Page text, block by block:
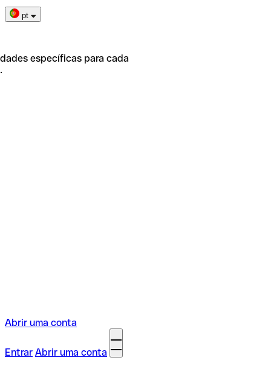
pt
específicas para cada
Abrir uma conta
Entrar Abrir uma conta